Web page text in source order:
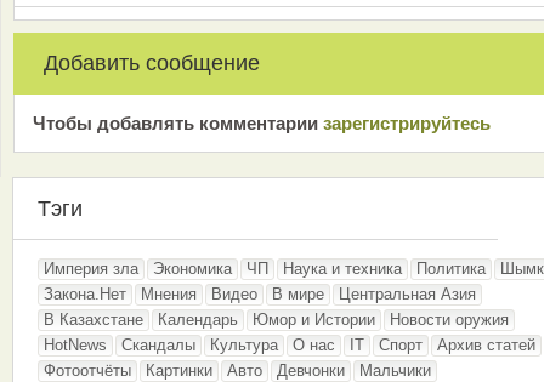
Добавить сообщение
Чтобы добавлять комментарии зарeгиcтрирyйтeсь
Тэги
Империя зла Экономика ЧП Наука и техника Политика
Закона.Нет
Мнения Видео В мире
Центральная Азия
В Казахстане
Календарь Юмор и Истории
Новости оружия
HotNews
Скандалы Культура О нас IT Спорт
Архив статей
Фотоотчёты
Картинки Авто Девчонки
Мальчики